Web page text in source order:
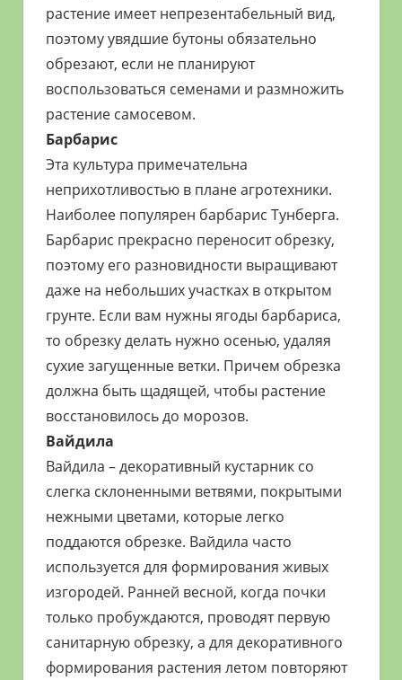
растение имеет непрезентабельный вид,
поэтому увядшие бутоны обязательно
обрезают, если не планируют
воспользоваться семенами и размножить
растение самосевом.
Барбарис
Эта культура примечательна
неприхотливостью в плане агротехники.
Наиболее популярен барбарис Тунберга.
Барбарис прекрасно переносит обрезку,
поэтому его разновидности выращивают
даже на небольших участках в открытом
грунте. Если вам нужны ягоды барбариса,
то обрезку делать нужно осенью, удаляя
сухие загущенные ветки. Причем обрезка
должна быть щадящей, чтобы растение
восстановилось до морозов.
Вайдила
Вайдила – декоративный кустарник со
слегка склоненными ветвями, покрытыми
нежными цветами, которые легко
поддаются обрезке. Вайдила часто
используется для формирования живых
изгородей. Ранней весной, когда почки
только пробуждаются, проводят первую
санитарную обрезку, а для декоративного
формирования растения летом повторяют